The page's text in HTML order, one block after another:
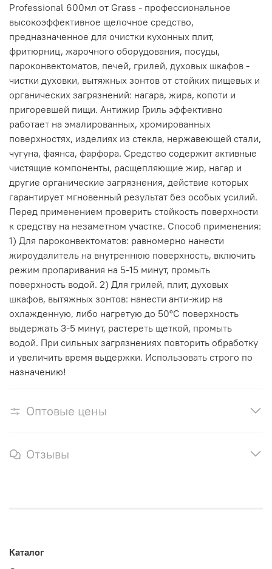
Professional 600мл от Grass - профессиональное
высокоэффективное щелочное средство,
предназначенное для очистки кухонных плит,
фритюрниц, жарочного оборудования, посуды,
пароконвектоматов, печей, грилей, духовых шкафов -
чистки духовки, вытяжных зонтов от стойких пищевых и
органических загрязнений: нагара, жира, копоти и
пригоревшей пищи. Антижир Гриль эффективно
работает на эмалированных, хромированных
поверхностях, изделиях из стекла, нержавеющей стали,
чугуна, фаянса, фарфора. Средство содержит активные
чистящие компоненты, расщепляющие жир, нагар и
другие органические загрязнения, действие которых
гарантирует мгновенный результат без особых усилий.
Перед применением проверить стойкость поверхности
к средству на незаметном участке. Способ применения:
1) Для пароконвектоматов: равномерно нанести
жироудалитель на внутреннюю поверхность, включить
режим пропаривания на 5-15 минут, промыть
поверхность водой. 2) Для грилей, плит, духовых
шкафов, вытяжных зонтов: нанести анти-жир на
охлажденную, либо нагретую до 50°С поверхность
выдержать 3-5 минут, растереть щеткой, промыть
водой. При сильных загрязнениях повторить обработку
и увеличить время выдержки. Использовать строго по
назначению!
Оптовые цены
Отзывы
Каталог